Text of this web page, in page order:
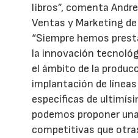
libros”, comenta
Ventas y Marketing
“Siempre hemos
la innovación
el ámbito de la
implantación de
específicas de
podemos proponer
competitivas que